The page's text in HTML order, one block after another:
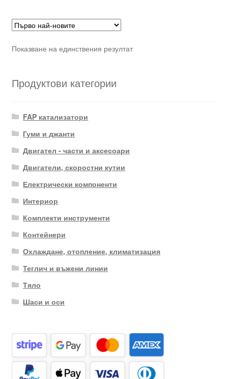
Показване на единствения резултат
Продуктови категории
FAP катализатори
Гуми и джанти
Двигател - части и аксесоари
Двигатели, скоростни кутии
Електрически компоненти
Интериор
Комплекти инструменти
Контейнери
Охлаждане, отопление, климатизация
Теглич и въжени линии
Тяло
Шаси и оси